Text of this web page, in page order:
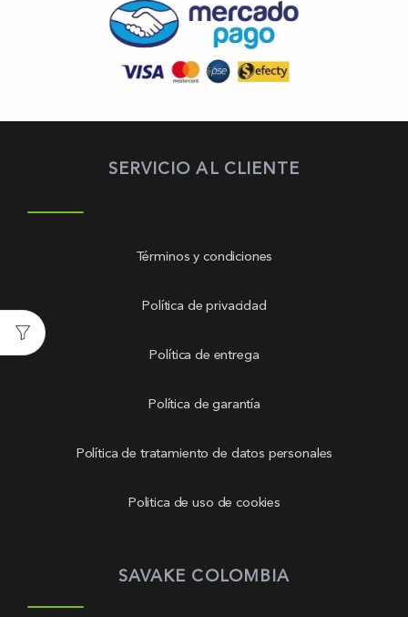
SERVICIO AL CLIENTE
Términos y condiciones
Política de privacidad
Política de entrega
Política de garantía
Política de tratamiento de datos personales
Politica de uso de cookies
SAVAKE COLOMBIA